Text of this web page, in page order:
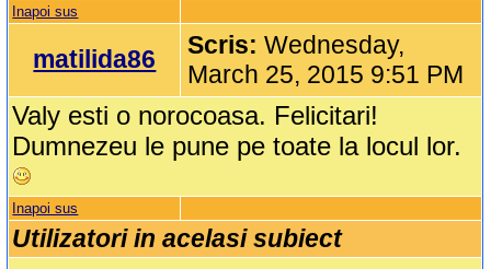
Inapoi sus
matilida86 Scris:Wednesday,
March 25, 2015 9:51 PM
Valy esti o norocoasa. Felicitari!
Dumnezeu le pune pe toate la locul lor.
Inapoi sus
Utilizatori in acelasi subiect